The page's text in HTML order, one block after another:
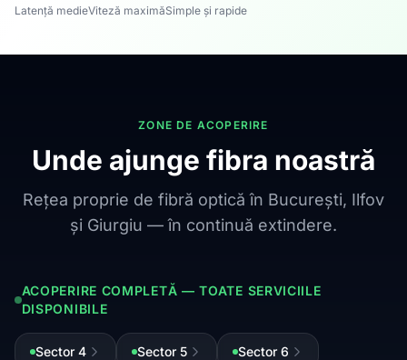
Latență medieViteză maximăSimple și rapide
ZONE DE ACOPERIRE
Unde ajunge fibra noastră
Rețea proprie de fibră optică în București, Ilfov
și Giurgiu — în continuă extindere.
ACOPERIRE COMPLETĂ — TOATE SERVICIILE
DISPONIBILE
Sector 4 Sector 5 Sector 6